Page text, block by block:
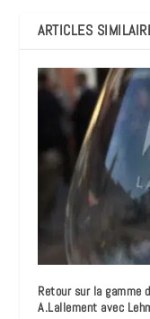
ARTICLES
Retour sur la gamme
A.Lallement avec